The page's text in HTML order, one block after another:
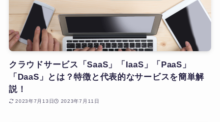
クラウドサービス「SaaS」「IaaS」「PaaS」
「DaaS」とは？特徴と代表的なサービスを簡単解
説！
2023年7月13日 2023年7月11日